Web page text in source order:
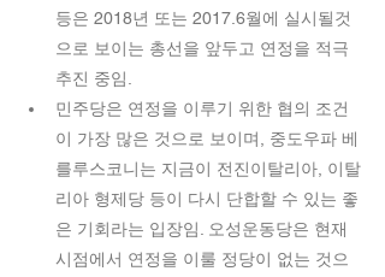
등은 2018년 또는 2017.6월에 실시될것
으로 보이는 총선을 앞두고 연정을 적극
추진 중임.
민주당은 연정을 이루기 위한 협의 조건
이 가장 많은 것으로 보이며, 중도우파 베
를루스코니는 지금이 전진이탈리아, 이탈
리아 형제당 등이 다시 단합할 수 있는 좋
은 기회라는 입장임. 오성운동당은 현재
시점에서 연정을 이룰 정당이 없는 것으